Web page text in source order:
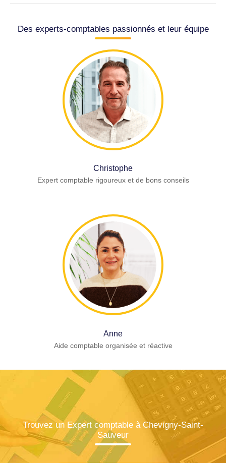
Des experts-comptables passionnés et leur équipe
Christophe
Expert comptable rigoureux et de bons conseils
Anne
Aide comptable organisée et réactive
Trouvez un Expert comptable à Chevigny-Saint-
Sauveur